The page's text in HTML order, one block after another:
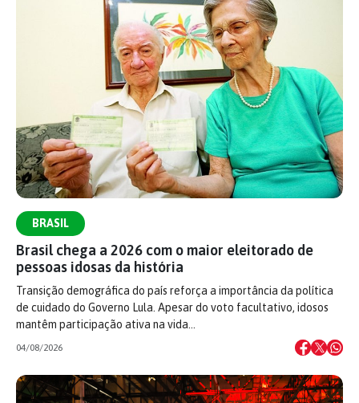
BRASIL
Brasil chega a 2026 com o maior eleitorado de
pessoas idosas da história
Transição demográfica do país reforça a importância da política
de cuidado do Governo Lula. Apesar do voto facultativo, idosos
mantêm participação ativa na vida…
04/08/2026